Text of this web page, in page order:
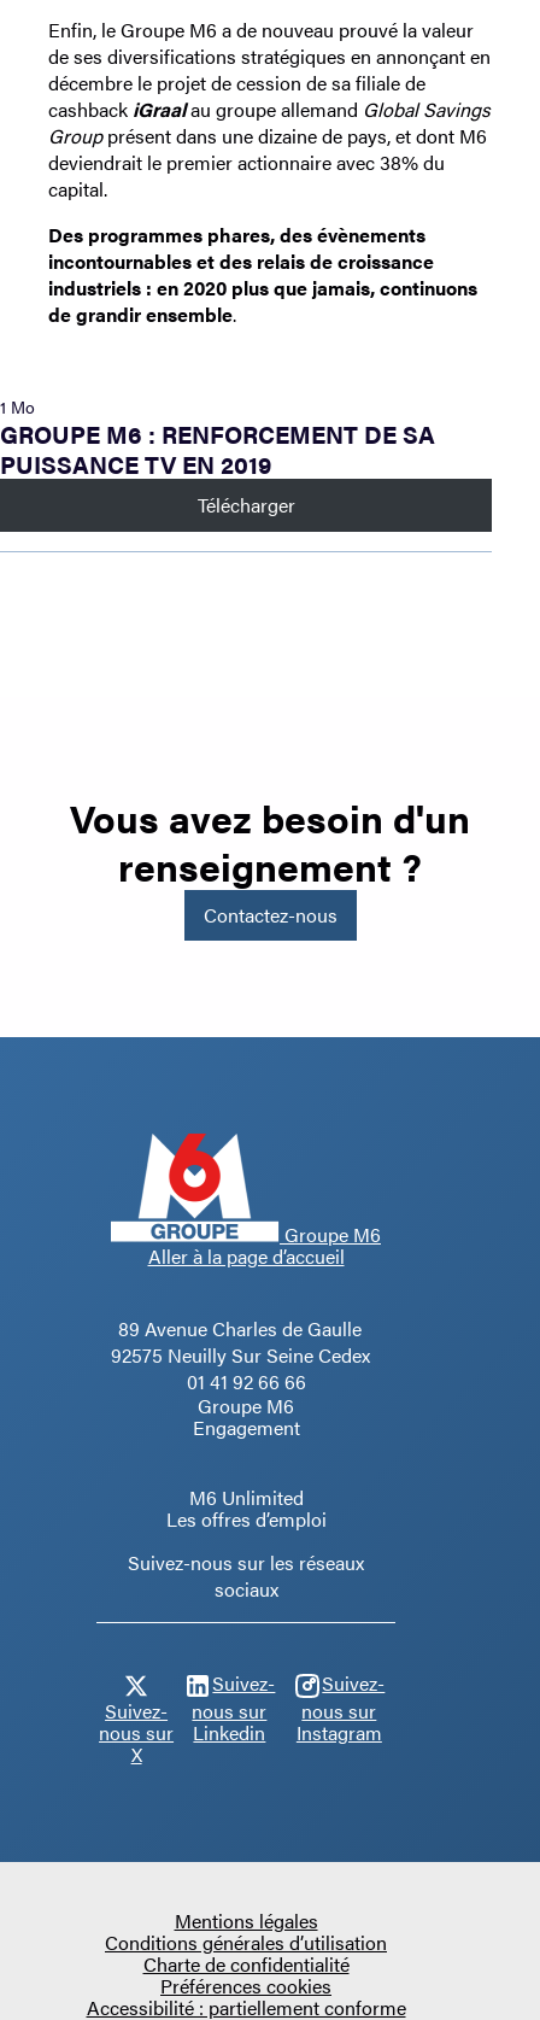
Enfin, le Groupe M6 a de nouveau prouvé la valeur
de ses diversifications stratégiques en annonçant en
décembre le projet de cession de sa filiale de
cashback iGraalau groupe allemand GlobalSavings
Groupprésent dans une dizaine de pays, et dont M6
deviendrait le premier actionnaire avec 38% du
capital.
Des programmes phares, des évènements
incontournables et des relais de croissance
industriels : en 2020 plus que jamais, continuons
de grandir ensemble.
1 Mo
GROUPE M6 : RENFORCEMENT DE SA
PUISSANCE TV EN 2019
Télécharger
Vous avez besoin d'un
renseignement ?
Contactez-nous
Groupe M6
Aller à la page d’accueil
89 Avenue Charles de Gaulle
92575 Neuilly Sur Seine Cedex
01 41 92 66 66
Groupe M6
Engagement
M6 Unlimited
Les offres d’emploi
Suivez-nous sur les réseaux
sociaux
Suivez-
nous sur
X
Suivez-
nous sur
Linkedin
Suivez-
nous sur
Instagram
Mentions légales
Conditions générales d’utilisation
Charte de confidentialité
Préférences cookies
Accessibilité : partiellement conforme